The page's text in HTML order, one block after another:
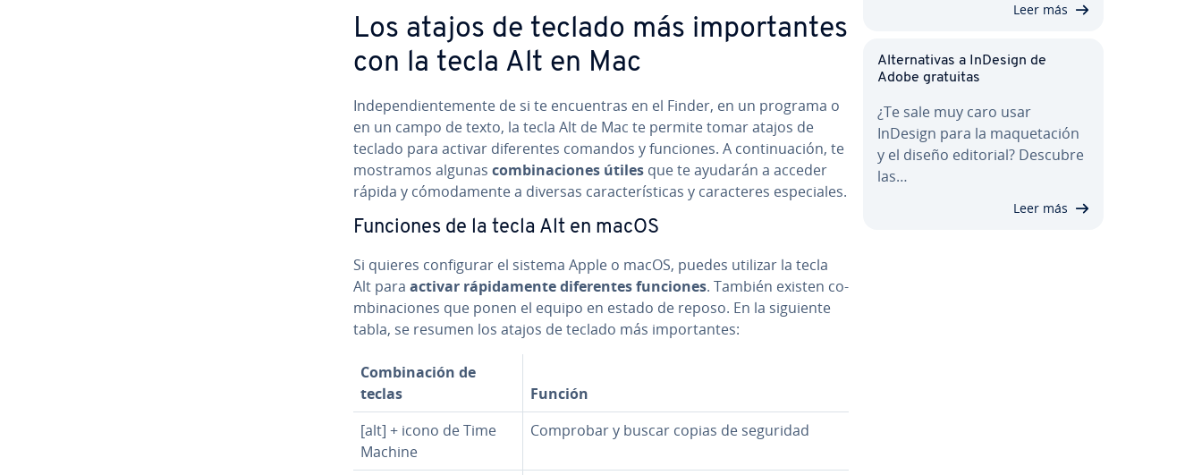
Los atajos de teclado más im­po­r­ta­n­tes
con la tecla Alt en Mac
In­de­pe­n­die­n­te­me­n­te de si te en­cue­n­tras en el Finder, en un programa o
en un campo de texto, la tecla Alt de Mac te permite tomar atajos de
teclado para activar di­fe­re­n­tes comandos y funciones. A co­n­ti­nua­ción, te
mostramos algunas co­m­bi­na­cio­nes útiles que te ayudarán a acceder
rápida y có­mo­da­me­n­te a diversas ca­ra­c­te­rí­s­ti­cas y ca­ra­c­te­res es­pe­cia­les.
Funciones de la tecla Alt en macOS
Si quieres co­n­fi­gu­rar el sistema Apple o macOS, puedes utilizar la tecla
Alt para activar rá­pi­da­me­n­te di­fe­re­n­tes funciones. También existen co­
m­bi­na­cio­nes que ponen el equipo en estado de reposo. En la siguiente
tabla, se resumen los atajos de teclado más im­po­r­ta­n­tes:
Co­m­bi­na­ción de
teclas
Función
[alt] + icono de Time
Machine
Comprobar y buscar copias de seguridad
Leer más
Al­te­r­na­ti­vas a InDesign de
Adobe gratuitas
¿Te sale muy caro usar
InDesign para la ma­que­ta­ción
y el diseño editorial? Descubre
las…
Leer más